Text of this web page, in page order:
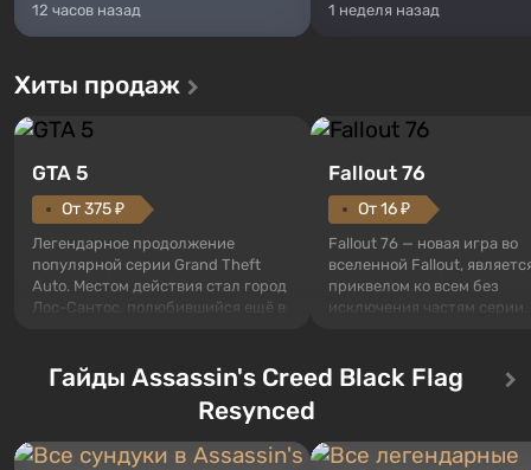
12 часов назад 1 неделя назад
Хиты продаж
GTA 5
От 375 ₽
Легендарное продолжение
популярной серии Grand Theft
Auto. Местом действия стал город
Лос-Сантос, полюбившийся ещё в
сразу трех персонажей: Майкла,
Тревора и Франклина, между
Жанр и...
Fallout 76
От 16 ₽
Fallout 76 — новая игра во
вселенной Fallout,
приквелом ко всем без
исключения частям серии.
Оно же, по задумке
Vault-Tec, должно
Место действия Fallout...
Гайды Assassin's Creed Black Flag
Resynced